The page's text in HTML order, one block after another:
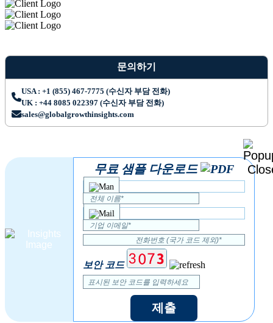
문의하기
USA : +1 (855) 467-7775 (수신자 부담 전화)
UK : +44 8085 022397 (수신자 부담 전화)
sales@globalgrowthinsights.com
무료 샘플 다운로드
보안 코드
제출